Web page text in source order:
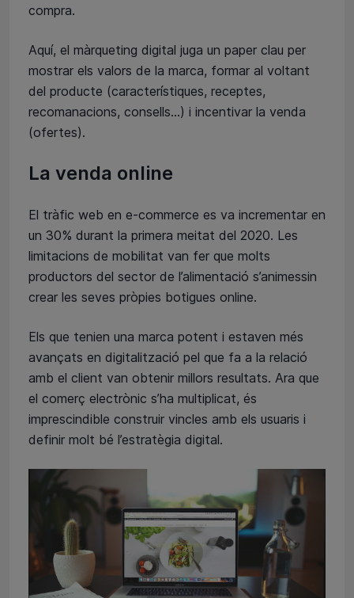
compra.
Aquí, el màrqueting digital juga un paper clau per
mostrar els valors de la marca, formar al voltant
del producte (característiques, receptes,
recomanacions, consells…) i incentivar la venda
(ofertes).
La venda online
El tràfic web en e-commerce es va incrementar en
un 30% durant la primera meitat del 2020. Les
limitacions de mobilitat van fer que molts
productors del sector de l’alimentació s’animessin
crear les seves pròpies botigues online.
Els que tenien una marca potent i estaven més
avançats en digitalització pel que fa a la relació
amb el client van obtenir millors resultats. Ara que
el comerç electrònic s’ha multiplicat, és
imprescindible construir vincles amb els usuaris i
definir molt bé l’estratègia digital.